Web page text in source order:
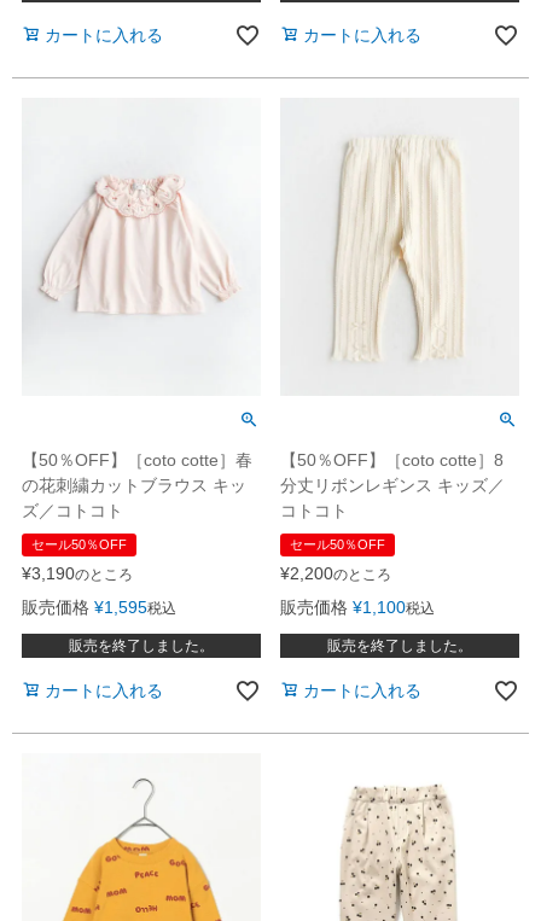
カートに入れる カートに入れる
【50％OFF】［coto cotte］春
の花刺繍カットブラウス キッ
ズ／コトコト
セール50％OFF
¥3,190のところ
販売価格 ¥1,595税込
販売を終了しました。
カートに入れる
【50％OFF】［coto cotte］8
分丈リボンレギンス キッズ／
コトコト
セール50％OFF
¥2,200のところ
販売価格 ¥1,100税込
販売を終了しました。
カートに入れる